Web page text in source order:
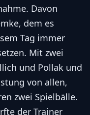
Davon
dem es
Tag immer
Mit zwei
und Pollak und
von allen,
zwei Spielbälle.
der Trainer